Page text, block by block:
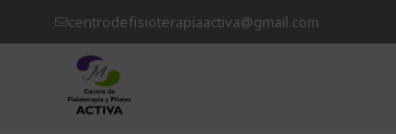
centrodefisioterapiaactiva@gmail.com